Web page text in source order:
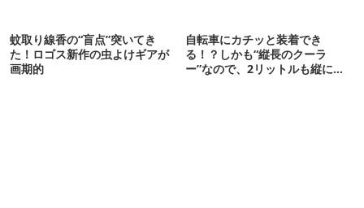
蚊取り線香の“盲点”突いてき
た！ロゴス新作の虫よけギアが
画期的
自転車にカチッと装着でき
る！？しかも“縦長のクーラ
ー”なので、2リットルも縦に入